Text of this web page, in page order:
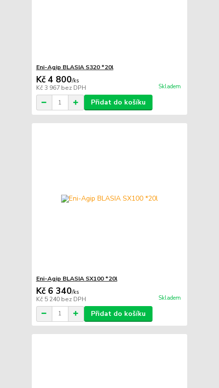
Eni-Agip BLASIA S320 *20l
Kč 4 800/ks
Kč 3 967 bez DPH Skladem
Přidat do košíku
Eni-Agip BLASIA SX100 *20l
Kč 6 340/ks
Kč 5 240 bez DPH Skladem
Přidat do košíku